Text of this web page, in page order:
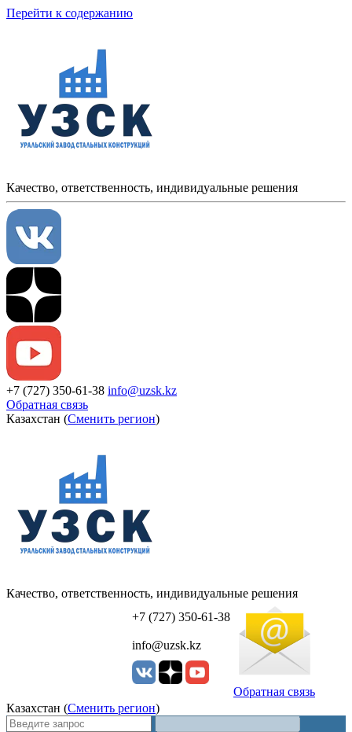
Перейти к содержанию
Качество, ответственность, индивидуальные решения
+7 (727) 350-61-38 info@uzsk.kz
Обратная связь
Казахстан (Сменить регион)
УЗСК Казахстан
Качество, ответственность, индивидуальные решения
+7 (727) 350-61-38
info@uzsk.kz
Обратная связь
Казахстан (Сменить регион)